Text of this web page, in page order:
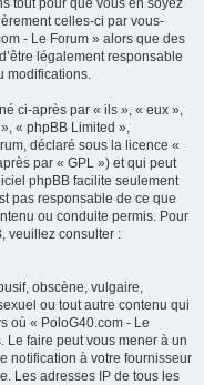
tout pour que vous en soyez
celles-ci par vous-
- Le Forum » alors que des
légalement responsable
modifications.
ci-après par « ils », « eux »,
« phpBB Limited »,
déclaré sous la licence «
par « GPL ») et qui peut
phpBB facilite seulement
pas responsable de ce que
ou conduite permis. Pour
veuillez consulter :
obscène, vulgaire,
ou tout autre contenu qui
où « PoloG40.com - Le
Le faire peut vous mener à un
notification à votre fournisseur
Les adresses IP de tous les